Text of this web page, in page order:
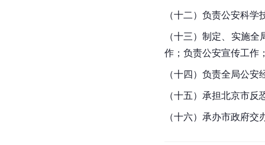
（十二）负责公安科
（十三）制定、实施
作；负责公安宣传工作
（十四）负责全局公
（十五）承担北京市反
（十六）承办市政府交